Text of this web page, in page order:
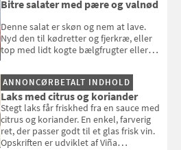
Bitre salater med pære og valnød
Denne salat er skøn og nem at lave.
Nyd den til kødretter og fjerkræ, eller
top med lidt kogte bælgfrugter eller
selvstændigt måltid. Opskriften er fra
Louisa Lorangs kogebog "Salat".
ANNONCØRBETALT INDHOLD
Laks med citrus og koriander
Stegt laks får friskhed fra en sauce med
citrus og koriander. En enkel, farverig
ret, der passer godt til et glas frisk vin.
Opskriften er udviklet af Viña